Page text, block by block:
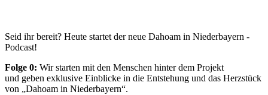
Seid ihr bereit? Heute startet der neue Dahoam in Niederbayern -
Podcast!
Folge 0: Wir starten mit den Menschen hinter dem Projekt
und geben exklusive Einblicke in die Entstehung und das Herzstück
von „Dahoam in Niederbayern“.